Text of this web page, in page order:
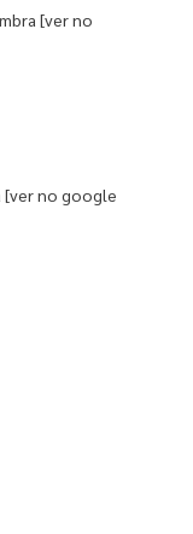
[ver no
[ver no google